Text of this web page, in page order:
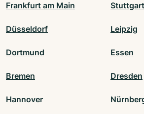
Frankfurt am Main Stuttgart
Düsseldorf Leipzig
Dortmund Essen
Bremen Dresden
Hannover